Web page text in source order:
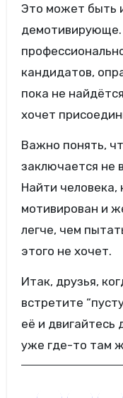
Это может быть
кандидатов,
пока не
хочет
Важно понять,
заключается не
Найти человека,
мотивирован и
легче, чем
этого не хочет.
Итак, друзья,
встретите
её и
уже где-то там